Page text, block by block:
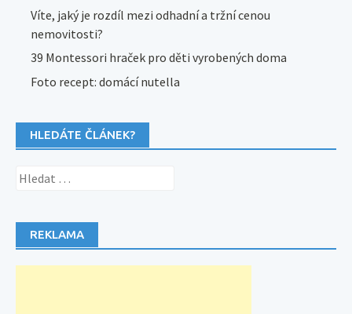
Víte, jaký je rozdíl mezi odhadní a tržní cenou
nemovitosti?
39 Montessori hraček pro děti vyrobených doma
Foto recept: domácí nutella
HLEDÁTE ČLÁNEK?
Vyhledávání
REKLAMA